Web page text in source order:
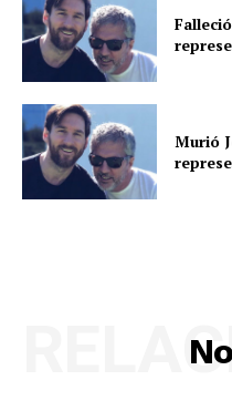
Murió